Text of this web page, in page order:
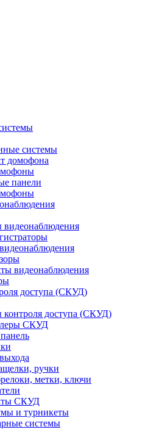
системы
домофона
панели
видеонаблюдения
видеонаблюдения
доступа (СКУД)
контроля доступа (СКУД)
СКУД
ручки
метки, ключи
СКУД
и турникеты
системы